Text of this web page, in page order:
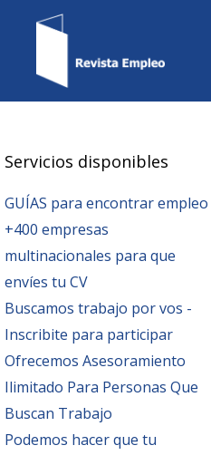
Servicios disponibles
GUÍAS para encontrar empleo
+400 empresas
multinacionales para que
envíes tu CV
Buscamos trabajo por vos -
Inscribite para participar
Ofrecemos Asesoramiento
Ilimitado Para Personas Que
Buscan Trabajo
Podemos hacer que tu